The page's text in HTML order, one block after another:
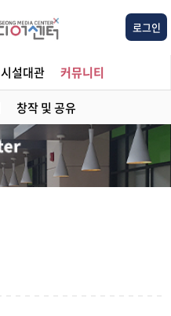
로그인
시설대관 커뮤니티
창작 및 공유